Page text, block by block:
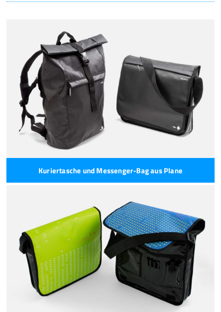
Kuriertasche und Messenger-Bag aus Plane